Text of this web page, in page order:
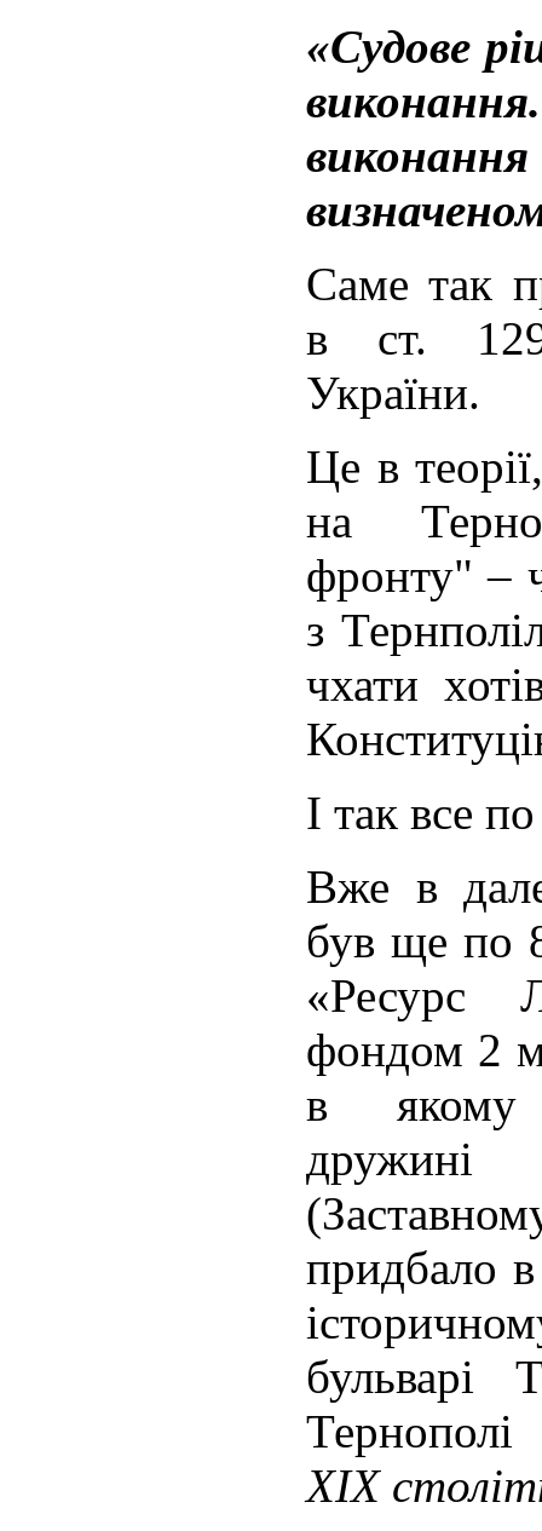
«Судове
Саме так
в ст.
України.
Це в
на
фронту" –
з
чхати
І так все
Вже в
був ще по
«Ресурс
фондом 2
в якому
придбало
ХІХ